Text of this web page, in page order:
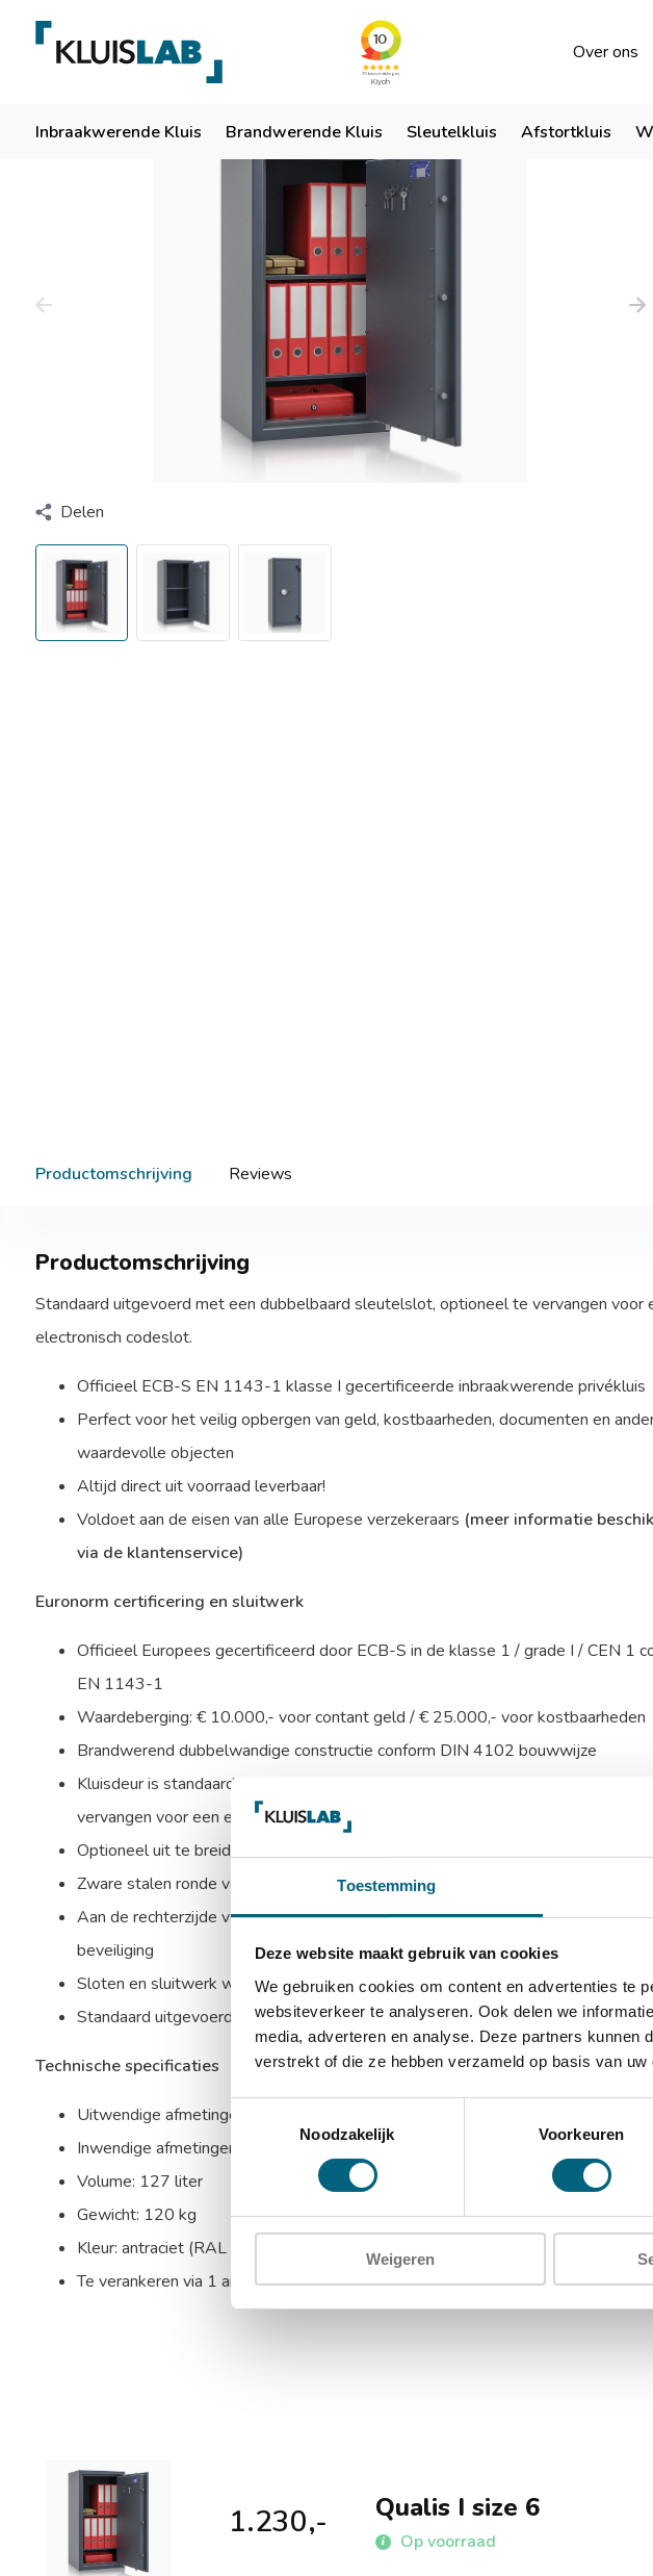
Toestemming
Deze website maakt gebruik van cookies
We gebruiken cookies om content en advertenties te
websiteverkeer te analyseren. Ook delen we
media, adverteren en analyse. Deze partners kunnen
verstrekt of die ze hebben verzameld op basis van
Toestemmingsselectie
Noodzakelijk
Voorkeuren
Weigeren
Over ons
Inbraakwerende Kluis Brandwerende Kluis Sleutelkluis Afstortkluis
Ruim 50 jaar ervaring
Delen
Productomschrijving Reviews
Productomschrijving
Standaard uitgevoerd met een dubbelbaard sleutelslot, optioneel te vervangen voor
electronisch codeslot.
Officieel ECB-S EN 1143-1 klasse I gecertificeerde inbraakwerende privékluis
Perfect voor het veilig opbergen van geld, kostbaarheden, documenten en
waardevolle objecten
Altijd direct uit voorraad leverbaar!
Voldoet aan de eisen van alle Europese verzekeraars (meer informatie
via de klantenservice)
Euronorm certificering en sluitwerk
Officieel Europees gecertificeerd door ECB-S in de klasse 1 / grade I / CEN 1
EN 1143-1
Waardeberging: € 10.000,- voor contant geld / € 25.000,- voor kostbaarheden
Brandwerend dubbelwandige constructie conform DIN 4102 bouwwijze
Kluisdeur is standaard uitgevoerd met een dubbelbaard sleutelslot, optioneel te
vervangen voor een electronisch codeslot.
Optioneel uit te breiden met een alarmbox, seimische kluisdetector of trilcontact.
Zware stalen ronde verchroomde schoten aan bovenzijde, onderzijde en
Aan de rechterzijde valt een blinde schoot in de sponning van de kluis voor extra
beveiliging
Sloten en sluitwerk worden beschermd door mangaanstalen harde platen en
Standaard uitgevoerd met 2 in hoogte verstelbare uitneembare legborden
Technische specificaties
Uitwendige afmetingen: 1000 x 500 x 420 mm (HxBxD)
Inwendige afmetingen: 950 x 440 x 305 mm (HxBxD)
Volume: 127 liter
Gewicht: 120 kg
Kleur: antraciet (RAL 7024)
Te verankeren via 1 ankergat in de bodem en 1 ankergat in de achterwand
1.230,- Qualis I size 6
Op voorraad